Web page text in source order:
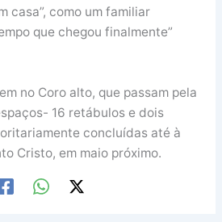
casa”, como um familiar
que chegou finalmente”
no Coro alto, que passam pela
16 retábulos e dois
concluídas até à
Cristo, em maio próximo.